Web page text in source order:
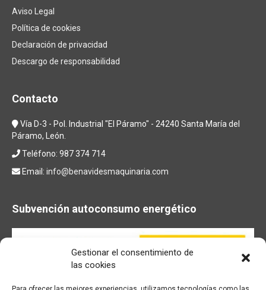
Gestionar el consentimiento de
las cookies
Aviso Legal
Política de cookies
Declaración de privacidad
Descargo de responsabilidad
Contacto
Vía D-3 - Pol. Industrial "El Páramo" - 24240 Santa María del
Páramo, León.
Teléfono: 987 374 714
Email: info@benavidesmaquinaria.com
Subvención autoconsumo energético